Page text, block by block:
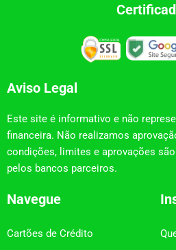
Aviso Legal
Este site é informativo e não
financeira. Não realizamos
condições, limites e aprovações
pelos bancos parceiros.
Navegue
Cartões de Crédito